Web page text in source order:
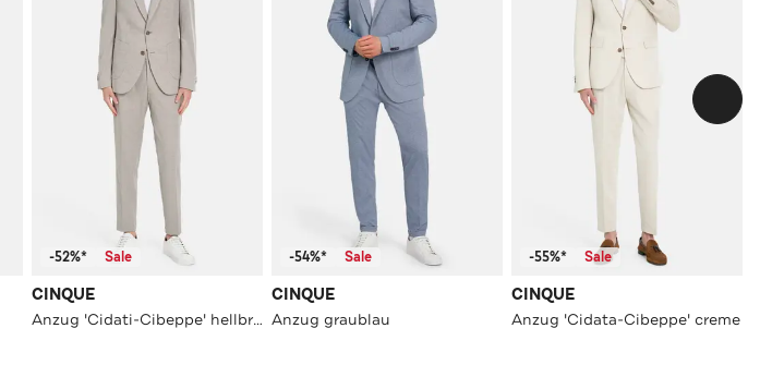
-52%* Sale
CINQUE
Anzug 'Cidati-Cibeppe' hellbraun
-54%* Sale
CINQUE
Anzug graublau
-55%* Sale
CINQUE
Anzug 'Cidata-Cibeppe' creme